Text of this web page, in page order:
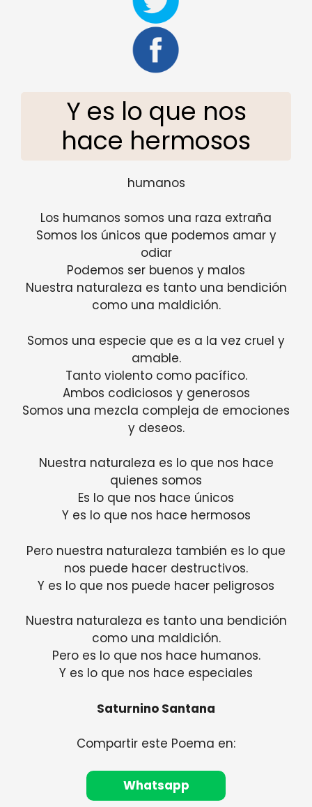
Y es lo que nos
hace hermosos
humanos
Los humanos somos una raza extraña
Somos los únicos que podemos amar y
odiar
Podemos ser buenos y malos
Nuestra naturaleza es tanto una bendición
como una maldición.
Somos una especie que es a la vez cruel y
amable.
Tanto violento como pacífico.
Ambos codiciosos y generosos
Somos una mezcla compleja de emociones
y deseos.
Nuestra naturaleza es lo que nos hace
quienes somos
Es lo que nos hace únicos
Y es lo que nos hace hermosos
Pero nuestra naturaleza también es lo que
nos puede hacer destructivos.
Y es lo que nos puede hacer peligrosos
Nuestra naturaleza es tanto una bendición
como una maldición.
Pero es lo que nos hace humanos.
Y es lo que nos hace especiales
Saturnino Santana
Compartir este Poema en:
Whatsapp